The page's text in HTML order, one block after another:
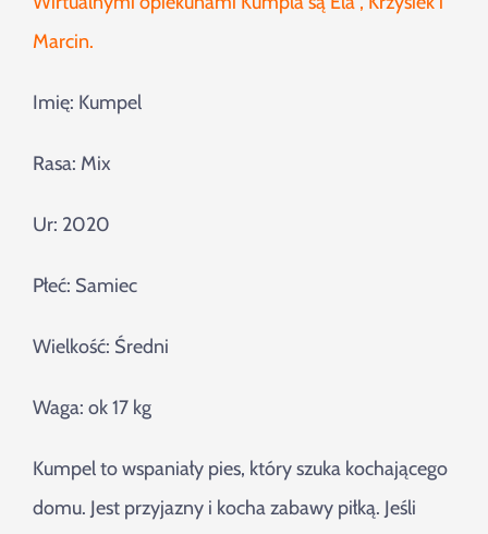
Marcin.
Imię: Kumpel
Rasa: Mix
Ur: 2020
Płeć: Samiec
Wielkość: Średni
Waga: ok 17 kg
Kumpel to wspaniały pies, który szuka kochającego
domu. Jest przyjazny i kocha zabawy piłką. Jeśli